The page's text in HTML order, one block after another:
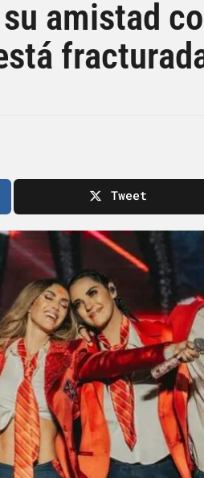
amistad
Tweet